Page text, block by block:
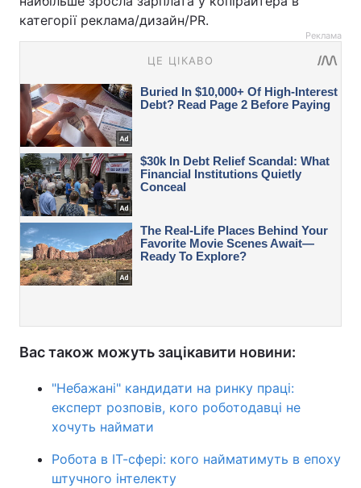
категорії реклама/дизайн/PR.
Реклама
Вас також можуть зацікавити новини:
"Небажані" кандидати на ринку праці:
експерт розповів, кого роботодавці не
хочуть наймати
Робота в ІТ-сфері: кого найматимуть в епоху
штучного інтелекту